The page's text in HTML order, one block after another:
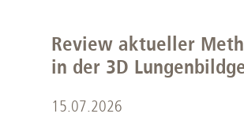
Review aktueller
in der 3D
15.07.2026